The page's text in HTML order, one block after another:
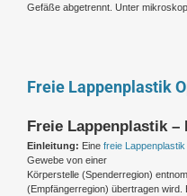
Gefäße abgetrennt. Unter
Freie Lappenplastik
Freie Lappenplastik –
Einleitung: Eine freie Lappenplastik
Gewebe von einer
Körperstelle (Spenderregion)
(Empfängerregion) übertragen wird.